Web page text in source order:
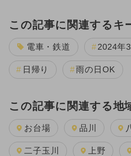
この記事に関連するキ
電車・鉄道 2024年
日帰り 雨の日OK
この記事に関連する地
お台場 品川
二子玉川 上野